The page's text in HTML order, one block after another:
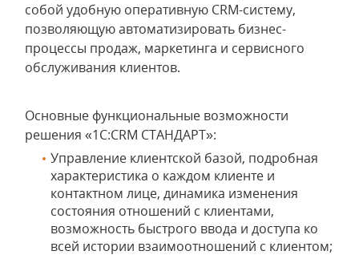
собой удобную оперативную CRM-систему,
позволяющую автоматизировать бизнес-
процессы продаж, маркетинга и сервисного
обслуживания клиентов.
Основные функциональные возможности
решения «1С:CRM СТАНДАРТ»:
Управление клиентской базой, подробная
характеристика о каждом клиенте и
контактном лице, динамика изменения
состояния отношений с клиентами,
возможность быстрого ввода и доступа ко
всей истории взаимоотношений с клиентом;